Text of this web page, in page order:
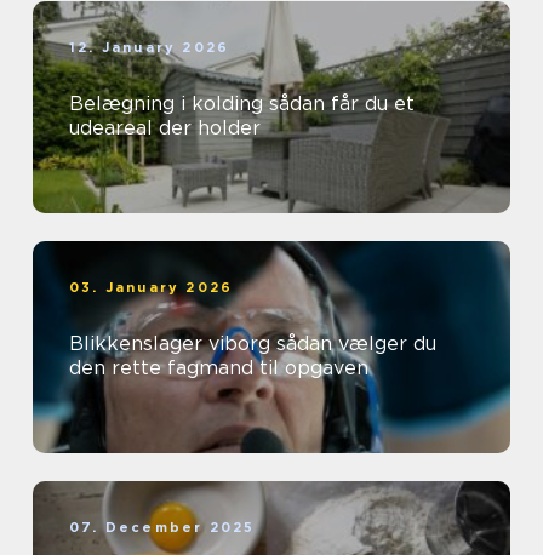
12. January 2026
Belægning i kolding sådan får du et
udeareal der holder
03. January 2026
Blikkenslager viborg sådan vælger du
den rette fagmand til opgaven
07. December 2025